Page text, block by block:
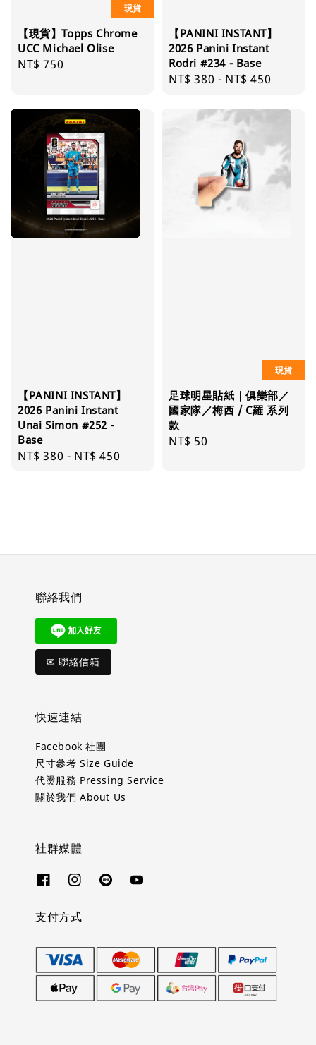
現貨
【現貨】Topps Chrome
UCC Michael Olise
Regular
NT$ 750
【PANINI INSTANT】
2026 Panini Instant
Rodri #234 - Base
Regular
NT$ 380 - NT$ 450
【PANINI INSTANT】
2026 Panini Instant
Unai Simon #252 -
Base
Regular
NT$ 380 - NT$ 450
現貨
足球明星貼紙｜俱樂部／
國家隊／梅西 / C羅 系列
款
Regular
NT$ 50
聯絡我們
✉ 聯絡信箱
快速連結
Facebook 社團
尺寸參考 Size Guide
代燙服務 Pressing Service
關於我們 About Us
社群媒體
支付方式